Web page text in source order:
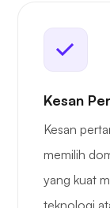
Kesan
Kesan
memilih
yang kuat